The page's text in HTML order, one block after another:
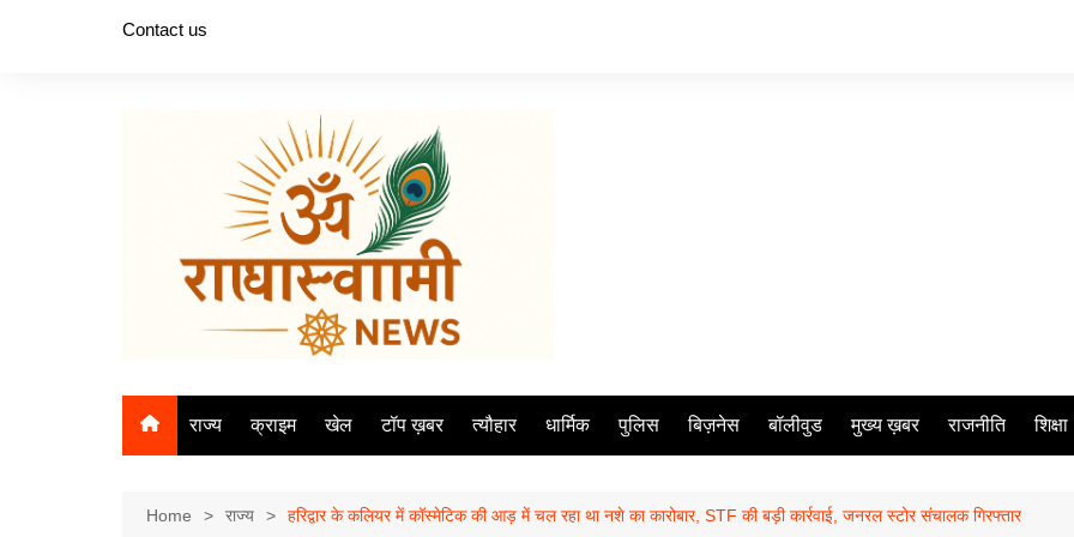
Contact us
राज्य क्राइम खेल टॉप ख़बर त्यौहार धार्मिक पुलिस बिज़नेस बॉलीवुड मुख्य ख़बर राजनीति शिक्षा
Home राज्य हरिद्वार के कलियर में कॉस्मेटिक की आड़ में चल रहा था नशे का कारोबार, STF की बड़ी कार्रवाई, जनरल स्टोर संचालक गिरफ्तार